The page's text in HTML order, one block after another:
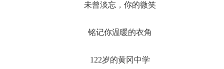
未曾淡忘，你的微笑
铭记你温暖的衣角
122岁的黄冈中学